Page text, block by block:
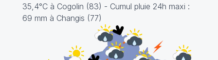
35,4°C à Cogolin (83) - Cumul pluie 24h maxi :
69 mm à Changis (77)